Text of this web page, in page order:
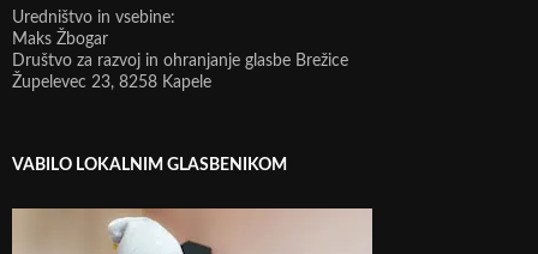
Uredništvo in vsebine:
Maks Žbogar
Društvo za razvoj in ohranjanje glasbe Brežice
Župelevec 23, 8258 Kapele
VABILO LOKALNIM GLASBENIKOM